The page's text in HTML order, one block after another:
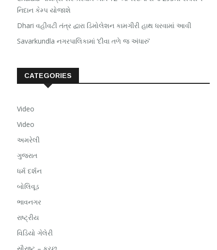
નિદાન કેમ્પ યોજાશે
Dhari વહીવટી તંત્ર દ્વારા ડિમોલેશન કામગીરી હાથ ધરવામાં આવી
Savarkundla નગરપાલિકામાં ‘દીવા તળે જ અંધારું’
CATEGORIES
Video
Video
અમરેલી
ગુજરાત
ધર્મ દર્શન
બોલિવૂડ
ભાવનગર
રાષ્ટ્રીય
વિડિયો ગેલેરી
સૌરાષ્ટ – કચ્છ